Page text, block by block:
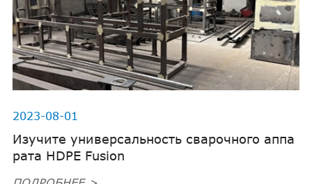
2023-08-01
Изучите универсальность сварочного аппа
рата HDPE Fusion